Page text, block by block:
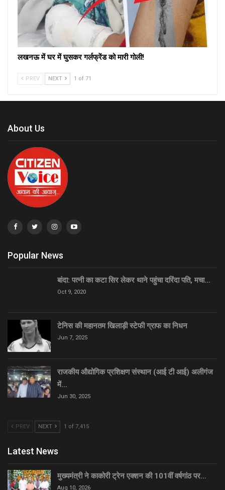
लखनऊ में घर में घुसकर गर्लफ्रेंड को मारी गोली!
PREV NEXT 1 of 71
About Us
Popular News
बांदा: पत्नी का कटा सिर लेकर थाने पहुंचा दरिंदा पति, मचा…
Oct 9, 2020
टेनिस की महानतम खिलाड़ी स्टेफी ग्राफ का निधन
Jun 7, 2025
राजकीय औद्योगिक प्रशिक्षण संस्थान (आई टी आई) अलीगंज
में…
Jun 30, 2025
PREV NEXT 1 of 7,415
Latest News
मुख्यमंत्री ने काकोरी ट्रेन एक्शन की 101वीं वर्षगांठ पर…
Aug 10, 2026